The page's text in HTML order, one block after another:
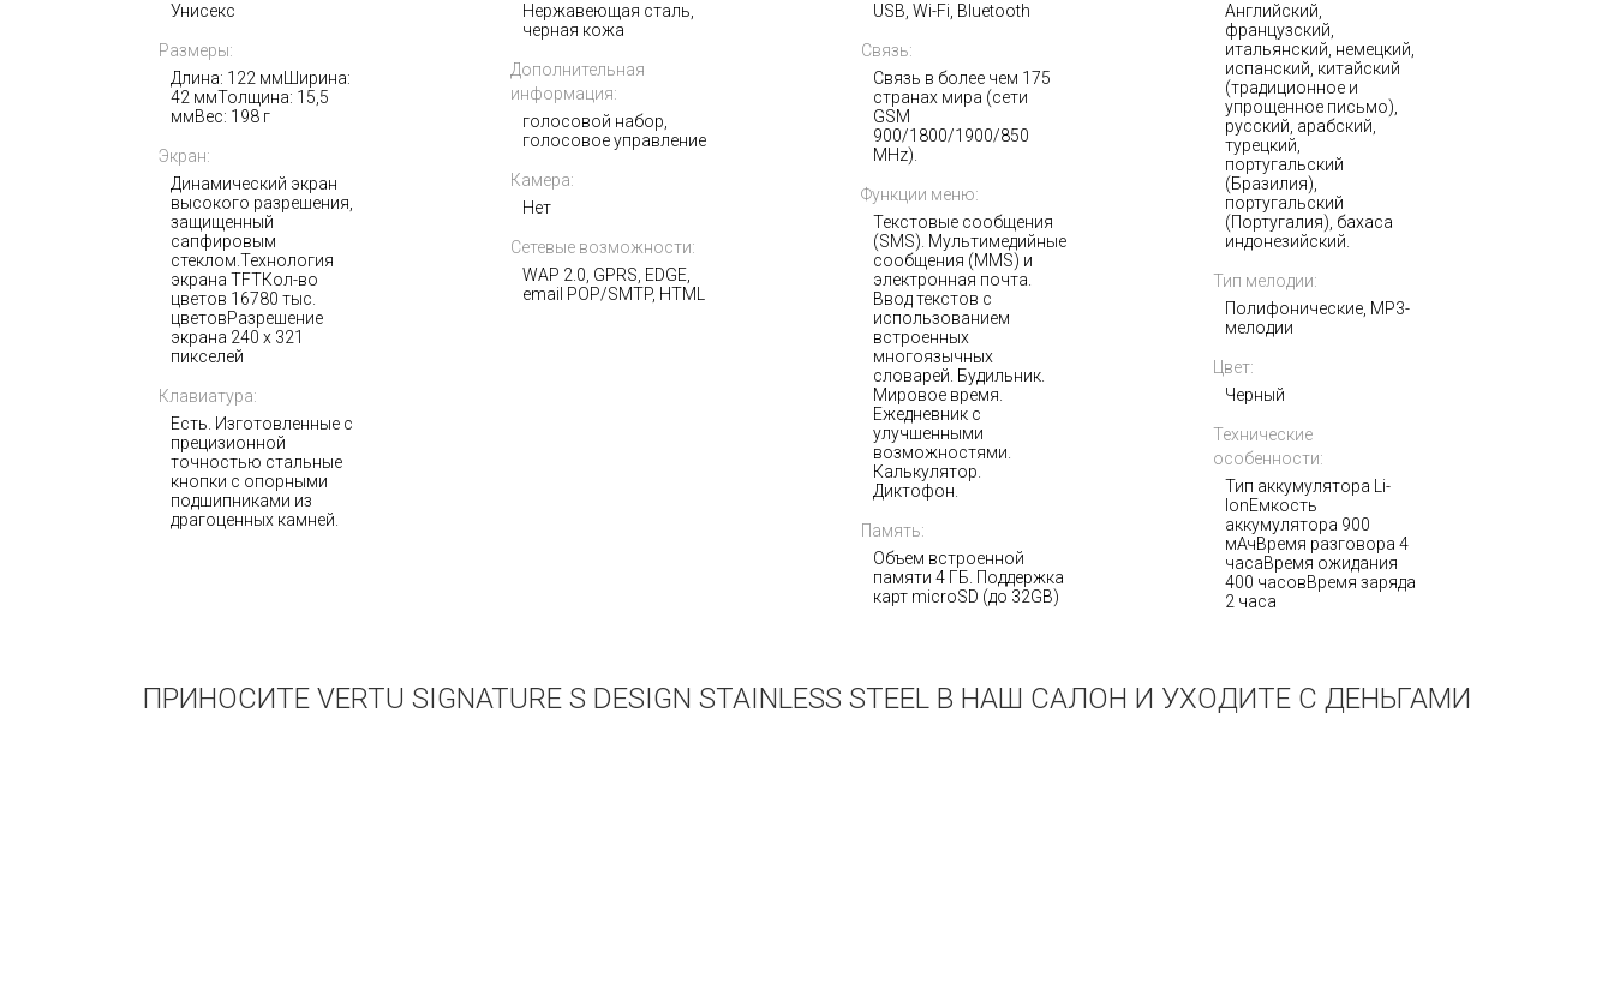
MetaVertu 1 Basic Carbon Fiber
12GB+512GB
Унисекс
Размеры:
Длина: 122 ммШирина:
42 ммТолщина: 15,5
ммВес: 198 г
Экран:
Динамический экран
высокого разрешения,
защищенный
сапфировым
стеклом.Технология
экрана TFTКол-во
цветов 16780 тыс.
цветовРазрешение
экрана 240 x 321
пикселей
Клавиатура:
Есть. Изготовленные с
прецизионной
точностью стальные
кнопки с опорными
подшипниками из
драгоценных камней.
Нержавеющая сталь,
черная кожа
Дополнительная
информация:
голосовой набор,
голосовое управление
Камера:
Нет
Сетевые возможности:
WAP 2.0, GPRS, EDGE,
email POP/SMTP, HTML
USB, Wi-Fi, Bluetooth
Связь:
Связь в более чем 175
странах мира (сети
GSM
900/1800/1900/850
MHz).
Функции меню:
Текстовые сообщения
(SMS). Мультимедийные
сообщения (MMS) и
электронная почта.
Ввод текстов с
использованием
встроенных
многоязычных
словарей. Будильник.
Мировое время.
Ежедневник с
улучшенными
возможностями.
Калькулятор.
Диктофон.
Память:
Объем встроенной
памяти 4 ГБ. Поддержка
карт microSD (до 32GB)
Английский,
французский,
итальянский, немецкий,
испанский, китайский
(традиционное и
упрощенное письмо),
русский, арабский,
турецкий,
португальский
(Бразилия),
португальский
(Португалия), бахаса
индонезийский.
Тип мелодии:
Полифонические, MP3-
мелодии
Цвет:
Черный
Технические
особенности:
Тип аккумулятора Li-
IonЕмкость
аккумулятора 900
мАчВремя разговора 4
часаВремя ожидания
400 часовВремя заряда
2 часа
ПРИНОСИТЕ VERTU SIGNATURE S DESIGN STAINLESS STEEL В НАШ САЛОН И УХОДИТЕ С ДЕНЬГАМИ